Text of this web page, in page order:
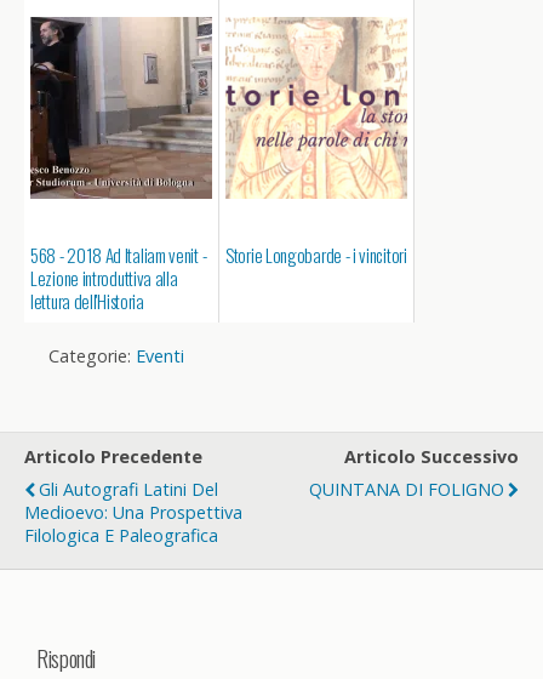
568 - 2018 Ad Italiam venit -
Lezione introduttiva alla
lettura dell'Historia
Storie Longobarde - i vincitori
Categorie: Eventi
Articolo Precedente
Gli Autografi Latini Del
Medioevo: Una Prospettiva
Filologica E Paleografica
Articolo Successivo
QUINTANA DI FOLIGNO
Rispondi